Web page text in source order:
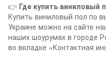
👉 Где купить виниловый
Купить виниловый пол по
Украине можно на сайте
наших шоурумах в городе
во вкладке «Контактная